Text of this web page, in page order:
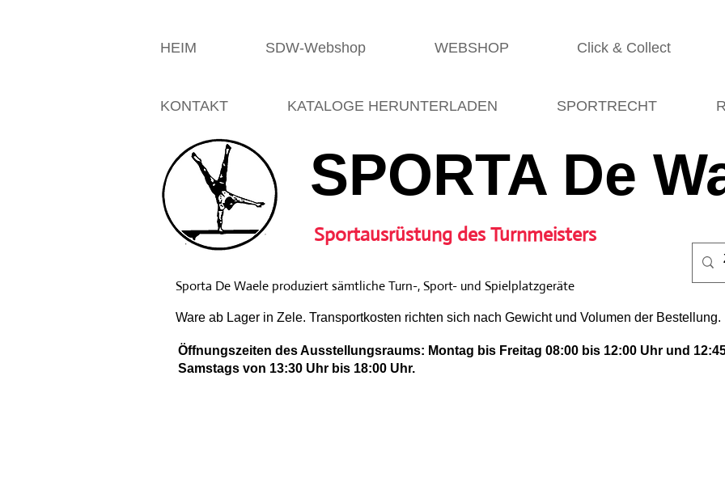
HEIM SDW-Webshop WEBSHOP Click & Collect
KONTAKT KATALOGE HERUNTERLADEN SPORTRECHT
SPORTA De
Sportausrüstung des Turnmeisters
Ware ab Lager in Zele. Transportkosten richten sich nach Gewicht und Volumen der Bestellung.
Sporta De Waele produziert sämtliche Turn-, Sport- und Spielplatzgeräte
Öffnungszeiten des Ausstellungsraums: Montag bis Freitag 08:00 bis 12:00 Uhr und
Samstags von 13:30 Uhr bis 18:00 Uhr.